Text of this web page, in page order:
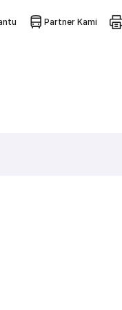
Partner Kami